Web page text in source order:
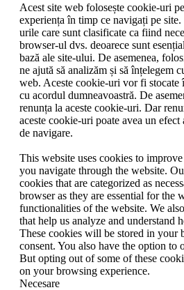
Acest site web folosește cookie-uri
experiența în timp ce navigați pe
urile care sunt clasificate ca fiind
browser-ul dvs. deoarece sunt
bază ale site-ului. De asemenea,
ne ajută să analizăm și să înțelegem
web. Aceste cookie-uri vor fi stocate
cu acordul dumneavoastră. De
renunța la aceste cookie-uri. Dar
aceste cookie-uri poate avea un efect
de navigare.
This website uses cookies to
you navigate through the website.
cookies that are categorized as
browser as they are essential for the
functionalities of the website. We
that help us analyze and understand
These cookies will be stored in
consent. You also have the option to
But opting out of some of these
on your browsing experience.
Necesare